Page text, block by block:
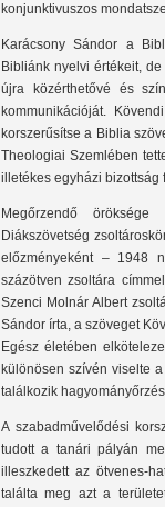
konjunktivuszos
Karácsony Sándor a
Bibliánk nyelvi értékeit,
újra közérthetővé és
kommunikációját.
korszerűsítse a Biblia
Theologiai Szemlében
illetékes egyházi bizottság
Megőrzendő öröksége
Diákszövetség
előzményeként – 1948
százötven zsoltára
Szenci Molnár Albert
Sándor írta, a szöveget
Egész életében
különösen szívén viselte
találkozik
A szabadművelődési
tudott a tanári pályán
illeszkedett az ötvenes-
találta meg azt a